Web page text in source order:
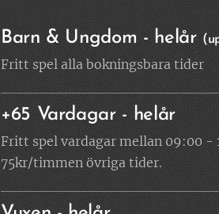
Barn & Ungdom - helår
Fritt spel alla bokningsbara tider
+65 Vardagar - helår
Fritt spel vardagar mellan 09:00 -
75kr/timmen övriga tider.